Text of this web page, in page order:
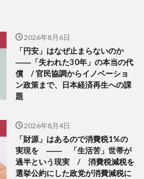
2026年8月6日
「円安」はなぜ止まらないのか
――「失われた30年」の本当の代
償 / 官民協調からイノベーショ
ン政策まで、日本経済再生への課
題
2026年8月4日
「財源」はあるので消費税1%の
実現を ―― 「生活苦」世帯が
過半という現実 / 消費税減税を
選挙公約にした政党が消費減税に